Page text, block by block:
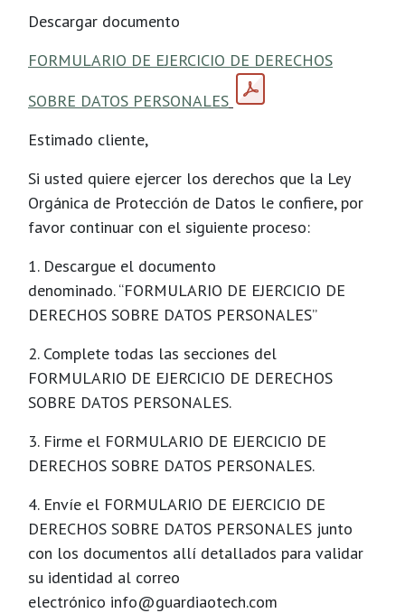
Descargar documento
FORMULARIO DE EJERCICIO DE DERECHOS
SOBRE DATOS PERSONALES
Estimado cliente,
Si usted quiere ejercer los derechos que la Ley
Orgánica de Protección de Datos le confiere, por
favor continuar con el siguiente proceso:
1. Descargue el documento
denominado.“FORMULARIO DE EJERCICIO DE
DERECHOS SOBRE DATOS PERSONALES”
2. Complete todas las secciones del
FORMULARIO DE EJERCICIO DE DERECHOS
SOBRE DATOS PERSONALES.
3. Firme el FORMULARIO DE EJERCICIO DE
DERECHOS SOBRE DATOS PERSONALES.
4. Envíe el FORMULARIO DE EJERCICIO DE
DERECHOS SOBRE DATOS PERSONALES junto
con los documentos allí detallados para validar
su identidad al correo
electrónico info@guardiaotech.com